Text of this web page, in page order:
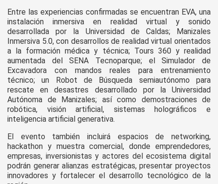
Entre las experiencias confirmadas se encuentran EVA, una
instalación inmersiva en realidad virtual y sonido
desarrollada por la Universidad de Caldas; Manizales
Inmersiva 5.0, con desarrollos de realidad virtual orientados
a la formación médica y técnica; Tours 360 y realidad
aumentada del SENA Tecnoparque; el Simulador de
Excavadora con mandos reales para entrenamiento
técnico; un Robot de Búsqueda semiautónomo para
rescate en desastres desarrollado por la Universidad
Autónoma de Manizales; así como demostraciones de
robótica, visión artificial, sistemas holográficos e
inteligencia artificial generativa.
El evento también incluirá espacios de networking,
hackathon y muestra comercial, donde emprendedores,
empresas, inversionistas y actores del ecosistema digital
podrán generar alianzas estratégicas, presentar proyectos
innovadores y fortalecer el desarrollo tecnológico de la